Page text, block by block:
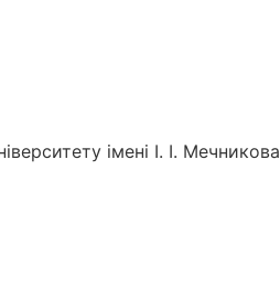
імені І. І. Мечникова